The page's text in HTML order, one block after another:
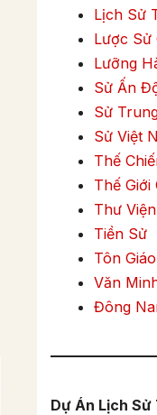
Lịch Sử
Lược Sử
Lưỡng
Sử Ấn
Sử
Sử Việt
Thế
Thế Giới
Thư
Tiền Sử
Tôn Giáo
Văn
Đông
Dự Án Lịch Sử